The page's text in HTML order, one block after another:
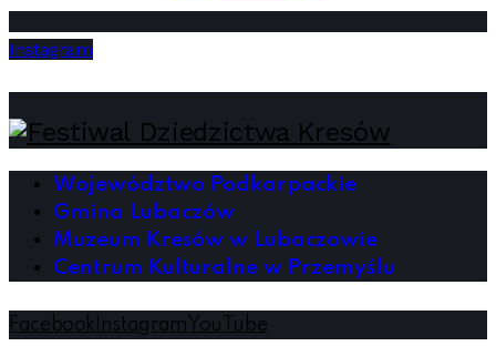
Instagram
Województwo Podkarpackie
Gmina Lubaczów
Muzeum Kresów w Lubaczowie
Centrum Kulturalne w Przemyślu
Facebook Instagram YouTube